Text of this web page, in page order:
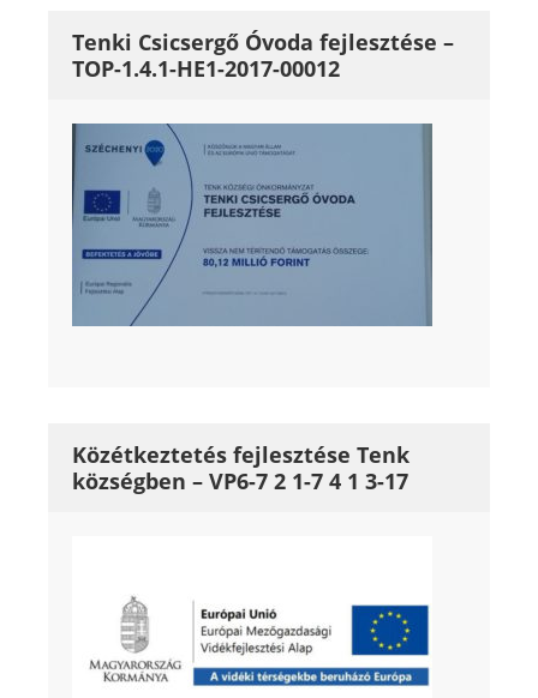
Tenki Csicsergő Óvoda fejlesztése –
TOP-1.4.1-HE1-2017-00012
Közétkeztetés fejlesztése Tenk
községben – VP6-7 2 1-7 4 1 3-17